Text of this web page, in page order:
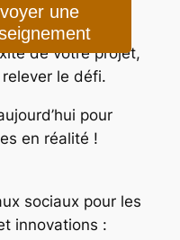
une
de votre projet,
le défi.
pour
en réalité !
sociaux pour les
innovations :